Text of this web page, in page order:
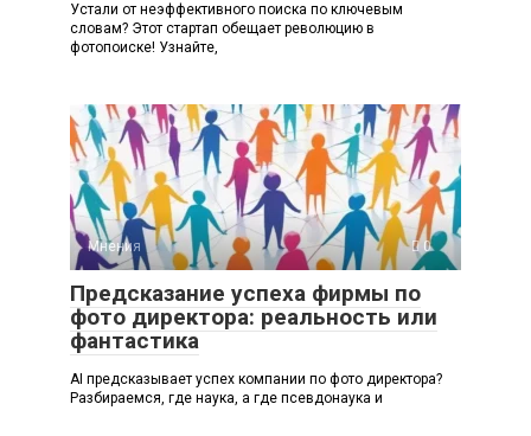
Устали от неэффективного поиска по ключевым
словам? Этот стартап обещает революцию в
фотопоиске! Узнайте,
Мнения 0
Предсказание успеха фирмы по
фото директора: реальность или
фантастика
AI предсказывает успех компании по фото директора?
Разбираемся, где наука, а где псевдонаука и